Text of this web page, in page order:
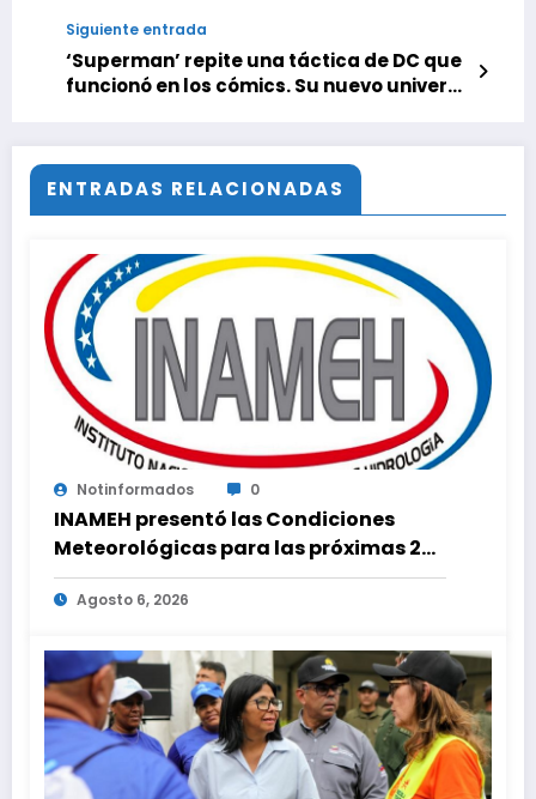
complicó la vida de los animadores
Siguiente entrada
‘Superman’ repite una táctica de DC que
funcionó en los cómics. Su nuevo universo
ENTRADAS RELACIONADAS
Notinformados 0
INAMEH presentó las Condiciones
Meteorológicas para las próximas 24
horas, de este jueves 6 de agosto 2026
Agosto 6, 2026